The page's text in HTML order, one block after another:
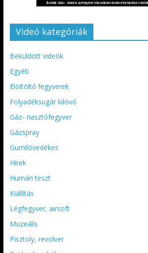
Videó kategóriák
Beküldött videók
Egyéb
Elöltöltő fegyverek
Folyadéksugár kilövő
Gáz- riasztófegyver
Gázspray
Gumilövedékes
Hírek
Humán teszt
Kiállítás
Légfegyver, airsoft
Muzeális
Pisztoly, revolver